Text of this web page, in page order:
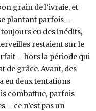
grain de l’ivraie, et
plantant parfois –
eu des inédits,
restaient sur le
– hors la période qui
de grâce. Avant, des
eu deux tentations
combattue, parfois
– ce n’est pas un